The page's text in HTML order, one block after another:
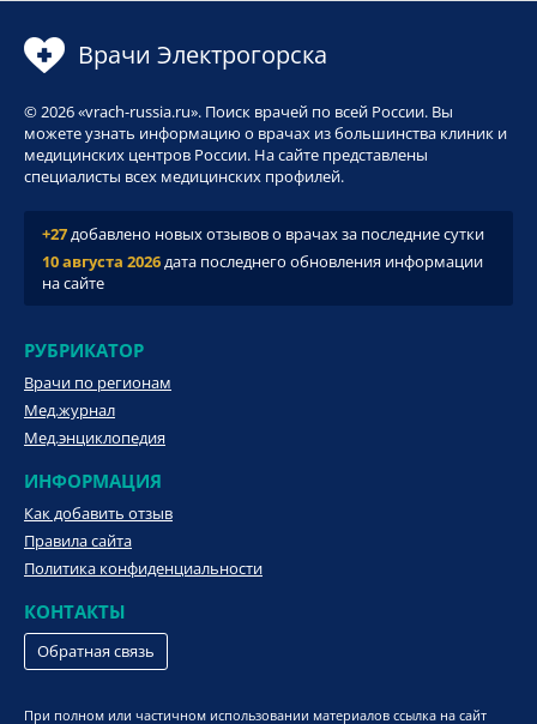
Врачи Электрогорска
© 2026 «vrach-russia.ru». Поиск врачей по всей России. Вы
можете узнать информацию о врачах из большинства клиник и
медицинских центров России. На сайте представлены
специалисты всех медицинских профилей.
+27добавлено новых отзывов о врачах за последние сутки
10 августа 2026дата последнего обновления информации
на сайте
РУБРИКАТОР
Врачи по регионам
Мед.журнал
Мед.энциклопедия
ИНФОРМАЦИЯ
Как добавить отзыв
Правила сайта
Политика конфиденциальности
КОНТАКТЫ
Обратная связь
При полном или частичном использовании материалов ссылка на сайт